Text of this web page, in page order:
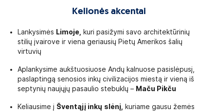
Kelionės akcentai
Lankysimės Limoje,
kuri pasižymi savo architektūrinių
stilių įvairove ir viena geriausių Pietų Amerikos šalių
virtuvių
Aplankysime aukštuosiuose Andų kalnuose pasislėpusį,
paslaptingą senosios inkų civilizacijos miestą ir vieną iš
septynių naujųjų pasaulio stebuklų – Maču Pikču
Keliausime į Šventąjį inkų slėnį,
kuriame gausu žemės